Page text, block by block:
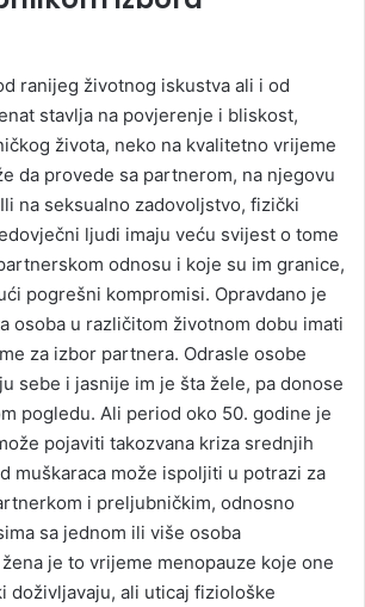
ranijeg životnog iskustva ali i od
stavlja na povjerenje i bliskost,
života, neko na kvalitetno vrijeme
da provede sa partnerom, na njegovu
na seksualno zadovoljstvo, fizički
ljudi imaju veću svijest o tome
odnosu i koje su im granice,
pogrešni kompromisi. Opravdano je
osoba u različitom životnom dobu imati
za izbor partnera. Odrasle osobe
sebe i jasnije im je šta žele, pa donose
pogledu. Ali period oko 50. godine je
pojaviti takozvana kriza srednjih
muškaraca može ispoljiti u potrazi za
i preljubničkim, odnosno
sa jednom ili više osoba
je to vrijeme menopauze koje one
doživljavaju, ali uticaj fiziološke